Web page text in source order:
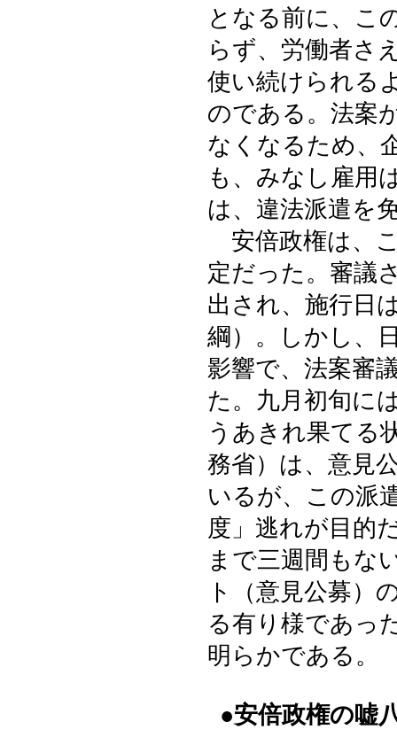
となる前に、こ
らず、労働者さ
使い続けられる
のである。法案
なくなるため、
も、みなし雇用
は、違法派遣を
安倍政権は、
定だった。審議
出され、施行日
綱）。しかし、
影響で、法案審
た。九月初旬に
うあきれ果てる
務省）は、意見
いるが、この派
度」逃れが目的
まで三週間もな
ト（意見公募）
る有り様であっ
明らかである。
●安倍政権の嘘